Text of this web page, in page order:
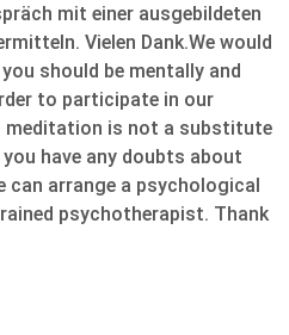
mit einer ausgebildeten
Vielen Dank.We would
should be mentally and
to participate in our
meditation is not a substitute
have any doubts about
can arrange a psychological
psychotherapist. Thank